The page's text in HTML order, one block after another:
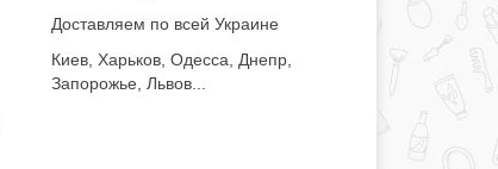
Доставляем по всей Украине
Киев, Харьков, Одесса, Днепр,
Запорожье, Львов...